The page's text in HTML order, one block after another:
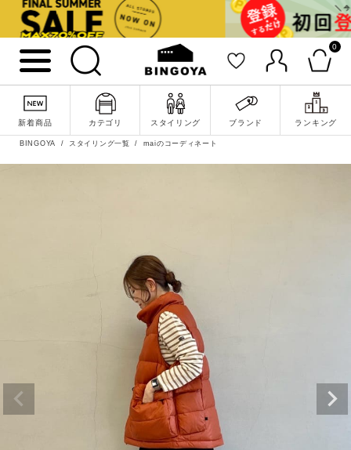
0
新着商品 カテゴリ スタイリング ブランド ランキング
詳細検索
BINGOYA スタイリング一覧 maiのコーディネート